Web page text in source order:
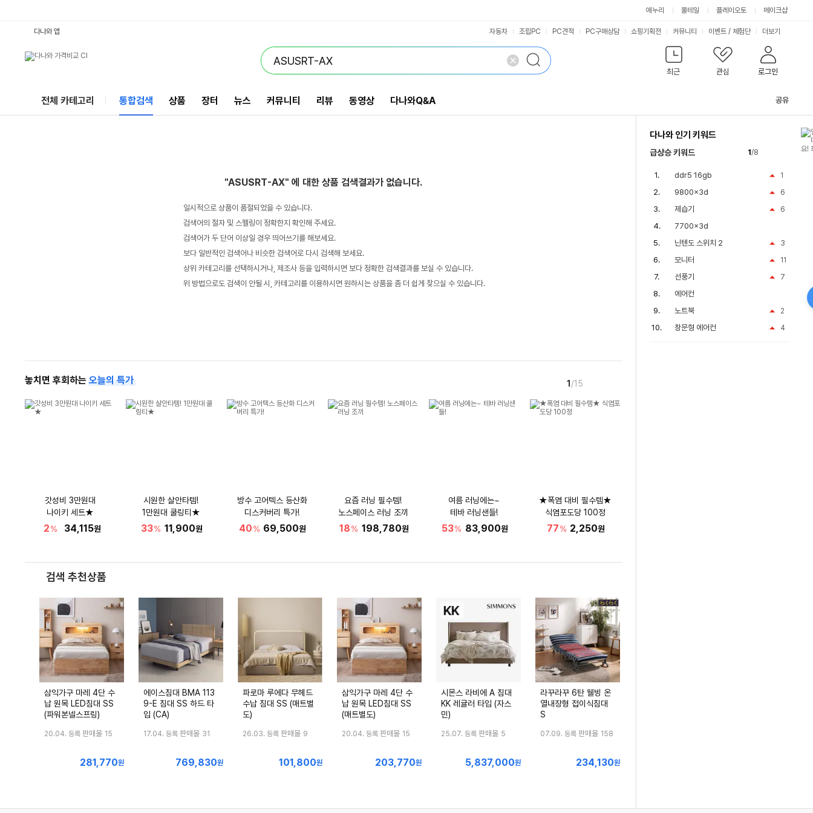
에누리 몰테일 플레이오토 메이크샵
최근 관심 로그인
다나와 앱 자동차 조립PC PC견적 PC구매상담 쇼핑기획전 커뮤니티 이벤트 / 체험단 더보기
전체 카테고리 통합검색 상품 장터 뉴스 커뮤니티 리뷰 동영상 다나와Q&A 공유
"ASUSRT-AX" 에 대한 상품 검색결과가 없습니다.
일시적으로 상품이 품절되었을 수 있습니다.
검색어의 철자 및 스펠링이 정확한지 확인해 주세요.
검색어가 두 단어 이상일 경우 띄어쓰기를 해보세요.
보다 일반적인 검색어나 비슷한 검색어로 다시 검색해 보세요.
상위 카테고리를 선택하시거나, 제조사 등을 입력하시면 보다 정확한 검색결과를 보실 수 있습니다.
위 방법으로도 검색이 안될 시, 카테고리를 이용하시면 원하시는 상품을 좀 더 쉽게 찾으실 수 있습니다.
놓치면 후회하는 오늘의 특가 1 /15
갓성비 3만원대
나이키 세트★
2% 34,115원
시원한 살안타템!
1만원대 쿨링티★
33% 11,900원
방수 고어텍스 등산화
디스커버리 특가!
40% 69,500원
요즘 러닝 필수템!
노스페이스 러닝 조끼
18% 198,780원
여름 러닝에는~
테바 러닝샌들!
53% 83,900원
★폭염 대비 필수템★
식염포도당 100정
77% 2,250원
검색 추천상품
삼익가구 마레 4단 수
납 원목 LED침대 SS
(파워본넬스프링)
20.04. 등록 판매몰 15
최
281,770원
에이스침대 BMA 113
9-E 침대 SS 하드 타
입 (CA)
17.04. 등록 판매몰 31
최
769,830원
파로마 루에다 무헤드
수납 침대 SS (매트별
도)
26.03. 등록 판매몰 9
최
101,800원
삼익가구 마레 4단 수
납 원목 LED침대 SS
(매트별도)
20.04. 등록 판매몰 15
최
203,770원
시몬스 라비에 A 침대
KK 레귤러 타입 (자스
민)
25.07. 등록 판매몰 5
최
5,837,000원
라꾸라꾸 6탄 웰빙 온
열내장형 접이식침대
S
07.09. 등록 판매몰 158
최
234,130원
다나와 인기 키워드
급상승 키워드 1/8
1
ddr5 16gb
6
9800x3d
6
제습기
7700x3d
3
닌텐도 스위치 2
11
모니터
7
선풍기
에어컨
2
노트북
4
창문형 에어컨